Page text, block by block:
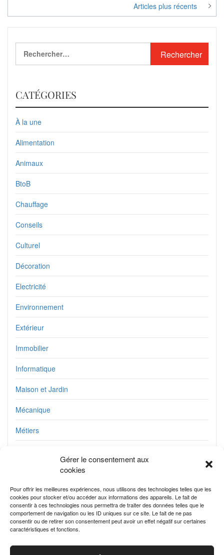
Gérer le consentement aux
cookies
Pour offrir les meilleures expériences, nous utilisons des technologies telles que les
cookies pour stocker et/ou accéder aux informations des appareils. Le fait de
consentir à ces technologies nous permettra de traiter des données telles que le
comportement de navigation ou les ID uniques sur ce site. Le fait de ne pas
consentir ou de retirer son consentement peut avoir un effet négatif sur certaines
caractéristiques et fonctions.
articles
Articles plus récents
CATÉGORIES
À la une
Alimentation
Animaux
BtoB
Chauffage
Conseils
Culturel
Décoration
Electricité
Environnement
Extérieur
Immobilier
Informatique
Maison et Jardin
Mécanique
Métiers
Travaux
Utile au quotidien
Voyage